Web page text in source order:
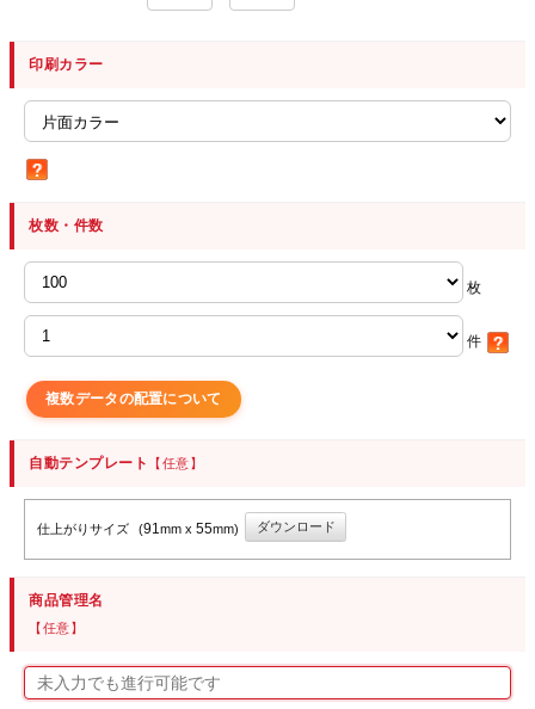
印刷カラー
枚数・件数
枚
件
複数データの配置について
自動テンプレート 【任意】
仕上がりサイズ (91mm x 55mm) ダウンロード
商品管理名
【任意】